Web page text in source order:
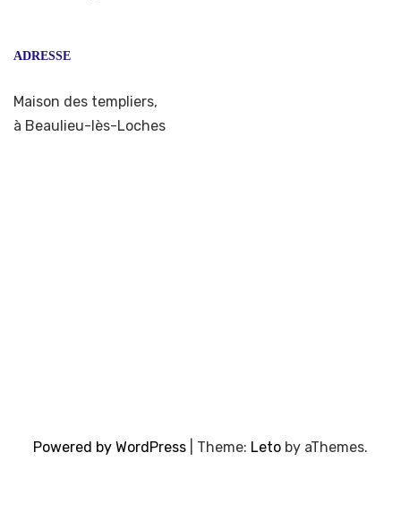
ADRESSE
Maison des templiers,
à Beaulieu-lès-Loches
Powered by WordPress Theme: Leto by aThemes.